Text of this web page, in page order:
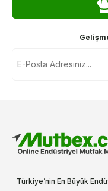
Türkiye’nin En Büyük